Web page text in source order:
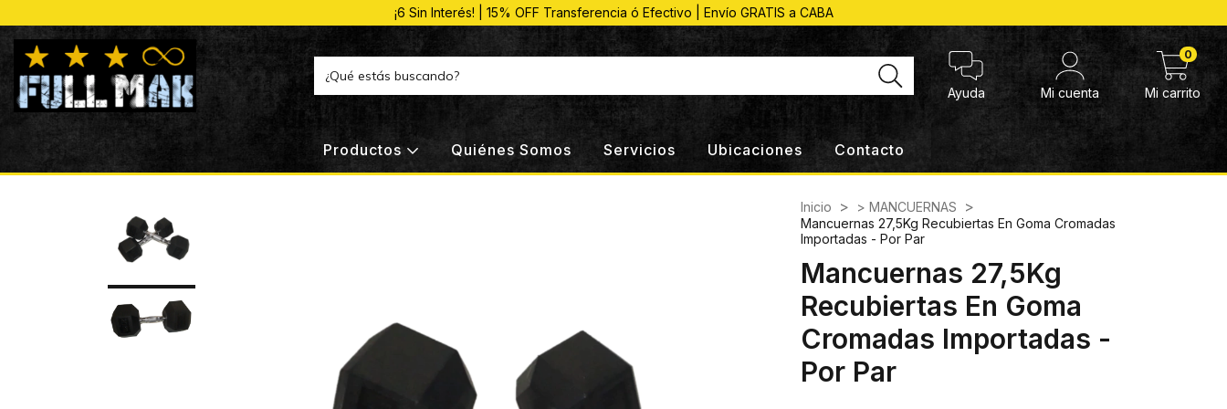
¡6 Sin Interés! | 15% OFF Transferencia ó Efectivo | Envío GRATIS a CABA
Ayuda Mi cuenta Mi carrito
0
Productos Quiénes Somos Servicios Ubicaciones Contacto
Inicio > > MANCUERNAS >
Mancuernas 27,5Kg Recubiertas En Goma Cromadas
Importadas - Por Par
Mancuernas 27,5Kg
Recubiertas En Goma
Cromadas Importadas -
Por Par